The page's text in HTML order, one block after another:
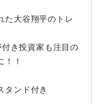
た大谷翔平のトレ
き投資家も注目の
！！
タンド付き